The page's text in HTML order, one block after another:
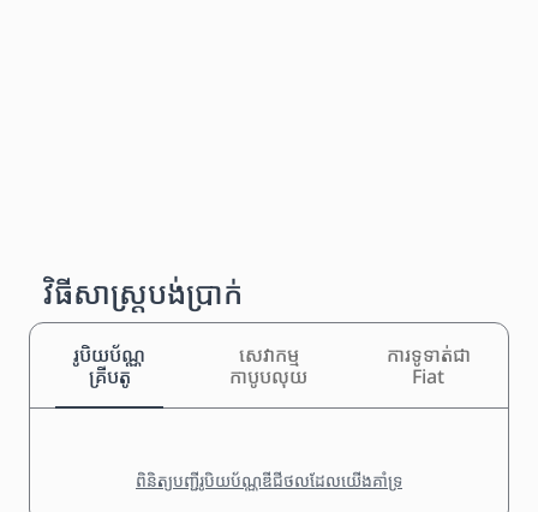
វិធីសាស្រ្តបង់ប្រាក់
រូបិយប័ណ្ណ
គ្រីបតូ
សេវាកម្ម
កាបូបលុយ
ការទូទាត់ជា
Fiat
ពិនិត្យបញ្ជីរូបិយប័ណ្ណឌីជីថលដែលយើងគាំទ្រ